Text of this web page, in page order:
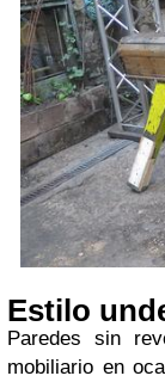
Estilo
Paredes sin
mobiliario en